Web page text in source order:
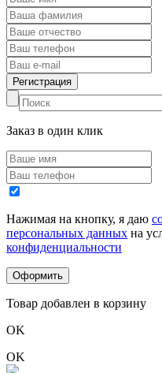
Заказ в один клик
Нажимая на кнопку, я даю
персональных данных на
конфиденциальности
Товар добавлен в корзину
OK
OK